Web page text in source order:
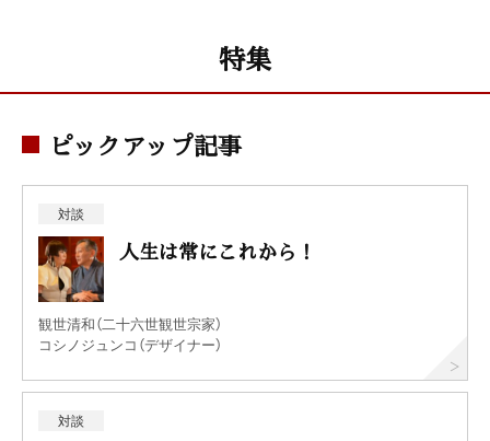
特集
ピックアップ記事
対談
人生は常にこれから！
観世清和（二十六世観世宗家）
コシノジュンコ（デザイナー）
対談